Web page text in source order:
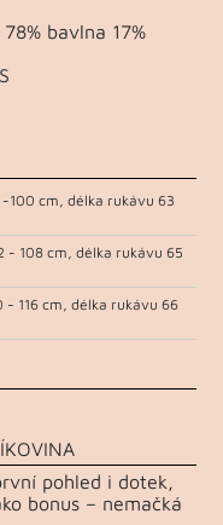
bavlna 17%
100 cm, délka rukávu 63
- 108 cm, délka rukávu 65
- 116 cm, délka rukávu 66
pohled i dotek,
bonus – nemačká